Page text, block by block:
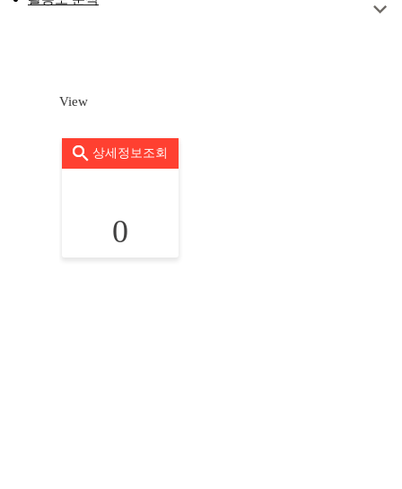
View
상세정보조회
0